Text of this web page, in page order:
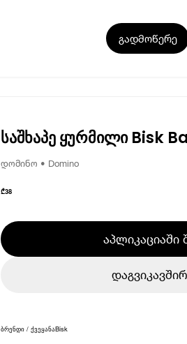
გადმოწერე
საშხაპე ყურმილი Bisk
დომინო • Domino
₾38
აპლიკაციაში
ბრენდი / ქვეყანაBisk